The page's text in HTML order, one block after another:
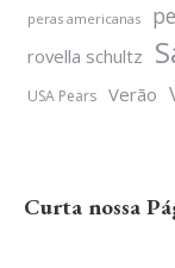
peras americanas
rovella schultz
USA Pears Verão
Curta nossa